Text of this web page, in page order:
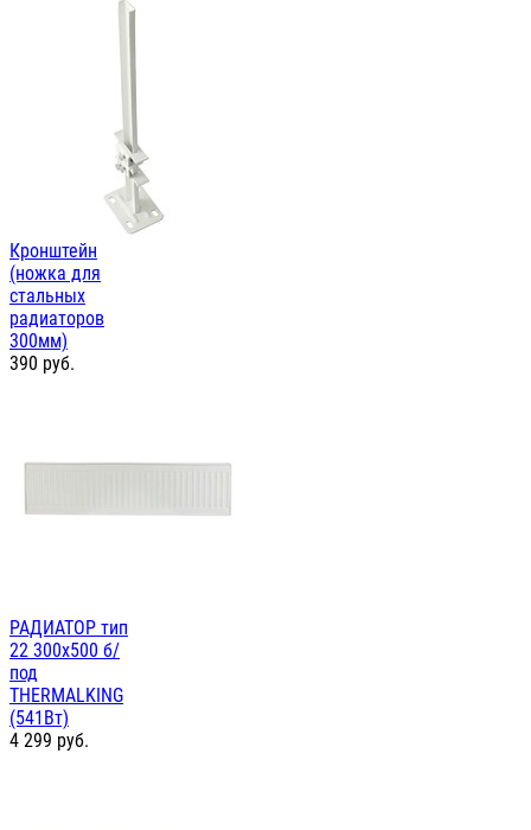
Кронштейн
(ножка для
стальных
радиаторов
300мм)
390 руб.
РАДИАТОР тип
22 300х500 б/
под
THERMALKING
(541Вт)
4 299 руб.